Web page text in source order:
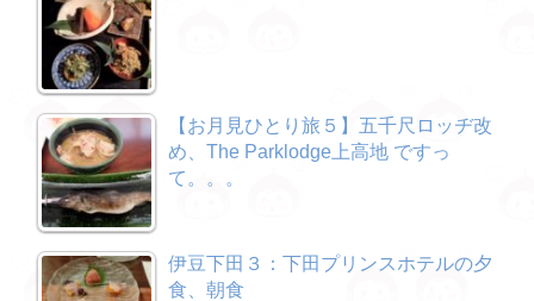
【お月見ひとり旅５】五千尺ロッヂ改
め、The Parklodge上高地 ですっ
て。。。
伊豆下田３：下田プリンスホテルの夕
食、朝食